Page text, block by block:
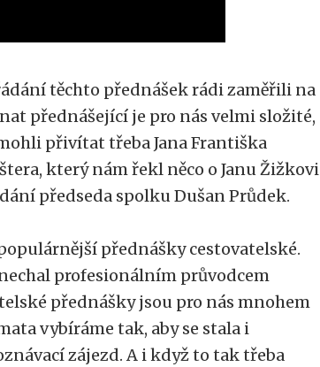
těchto přednášek rádi zaměřili na
přednášející je pro nás velmi složité,
přivítat třeba Jana Františka
který nám řekl něco o Janu Žižkovi
předseda spolku Dušan Průdek.
přednášky cestovatelské.
profesionálním průvodcem
přednášky jsou pro nás mnohem
vybíráme tak, aby se stala i
zájezd. A i když to tak třeba